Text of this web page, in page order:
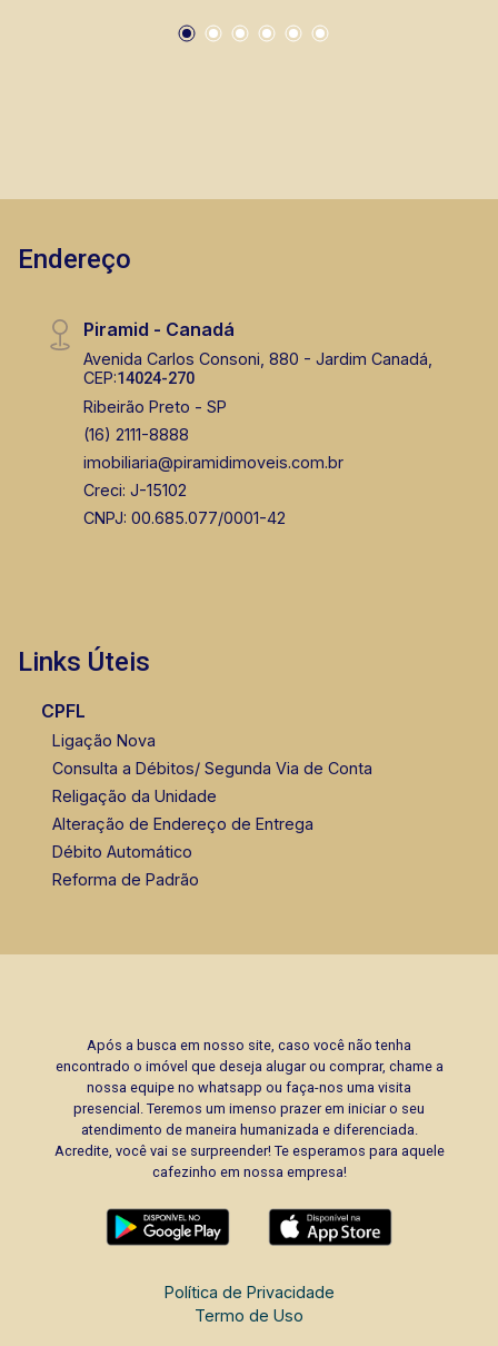
atender seus clientes com agilidade e
Endereço
Piramid - Canadá
Avenida Carlos Consoni, 880 - Jardim Canadá,
CEP:14024-270
Ribeirão Preto - SP
(16) 2111-8888
imobiliaria@piramidimoveis.com.br
Creci: J-15102
CNPJ: 00.685.077/0001-42
Links Úteis
CPFL
Ligação Nova
Consulta a Débitos/ Segunda Via de Conta
Religação da Unidade
Alteração de Endereço de Entrega
Débito Automático
Reforma de Padrão
Após a busca em nosso site, caso você não tenha
encontrado o imóvel que deseja alugar ou comprar, chame a
nossa equipe no whatsapp ou faça-nos uma visita
presencial. Teremos um imenso prazer em iniciar o seu
atendimento de maneira humanizada e diferenciada.
Acredite, você vai se surpreender! Te esperamos para aquele
cafezinho em nossa empresa!
Política de Privacidade
Termo de Uso